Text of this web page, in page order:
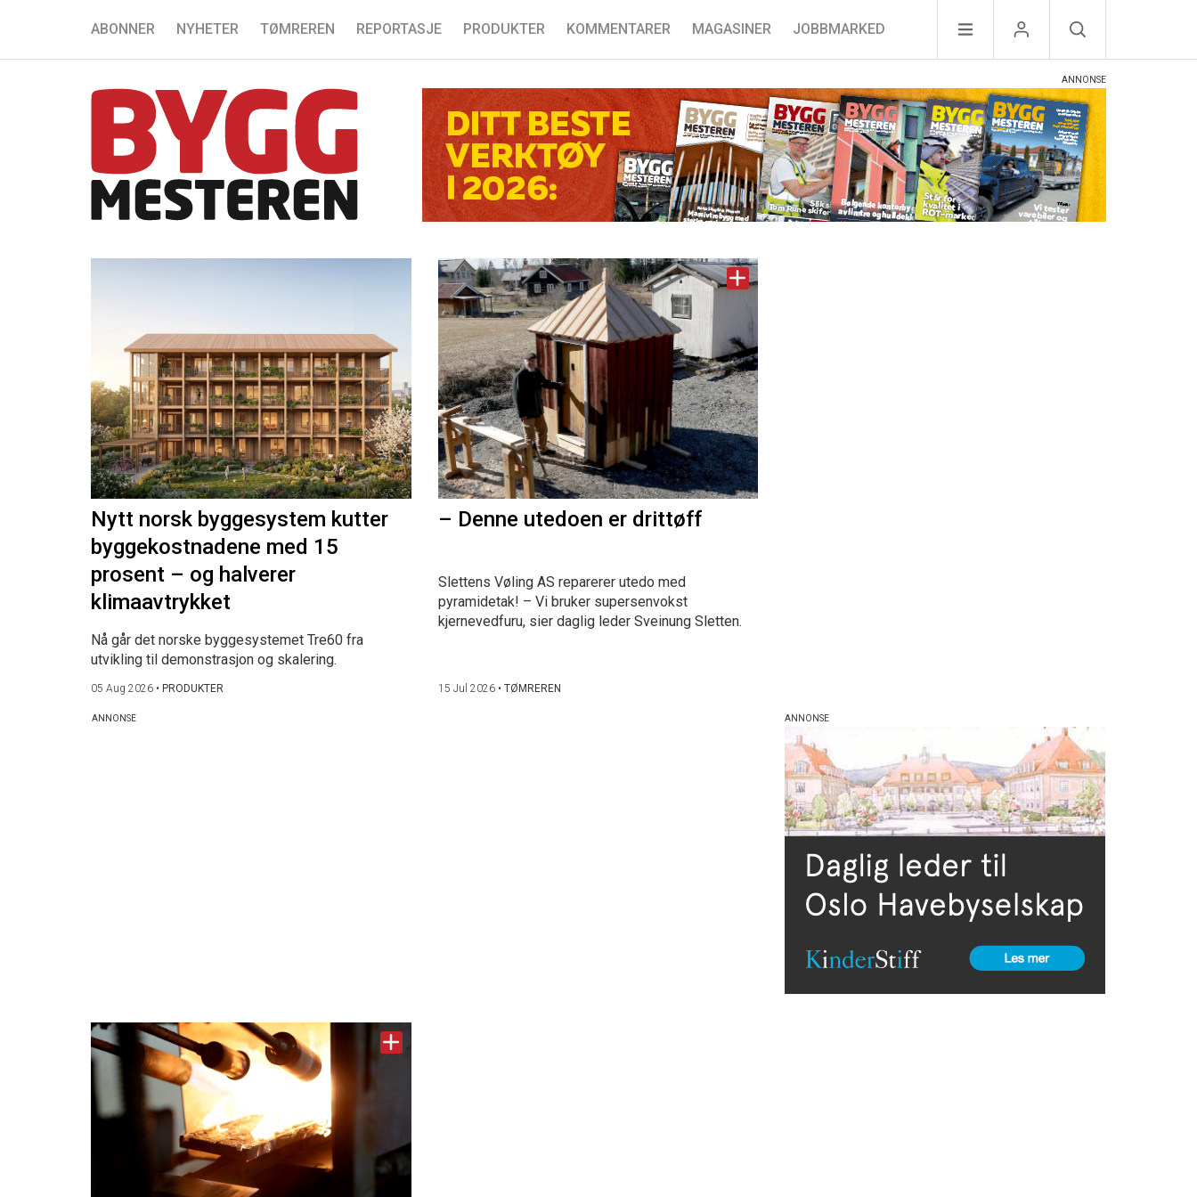
ABONNER NYHETER TØMREREN REPORTASJE PRODUKTER KOMMENTARER MAGASINER JOBBMARKED
Nytt norsk byggesystem kutter
byggekostnadene med 15
prosent – og halverer
klimaavtrykket
Nå går det norske byggesystemet Tre60 fra
utvikling til demonstrasjon og skalering.
05 Aug 2026 • PRODUKTER
– Denne utedoen er drittøff
Slettens Vøling AS reparerer utedo med
pyramidetak! – Vi bruker supersenvokst
kjernevedfuru, sier daglig leder Sveinung Sletten.
15 Jul 2026• TØMREREN